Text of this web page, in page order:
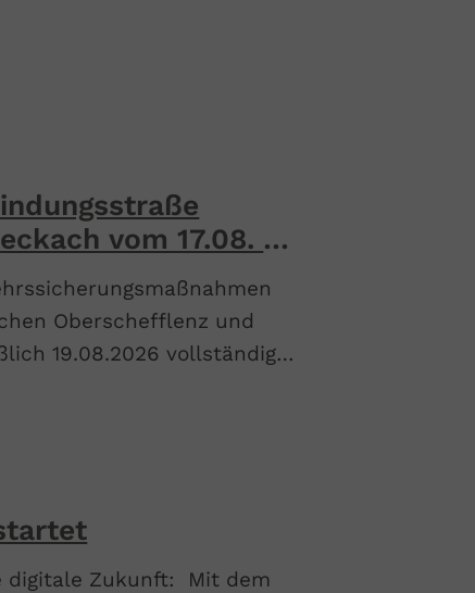
vom 17.08. –
Oberschefflenz und
19.08.2026 vollständig
und
digitale Zukunft: Mit dem